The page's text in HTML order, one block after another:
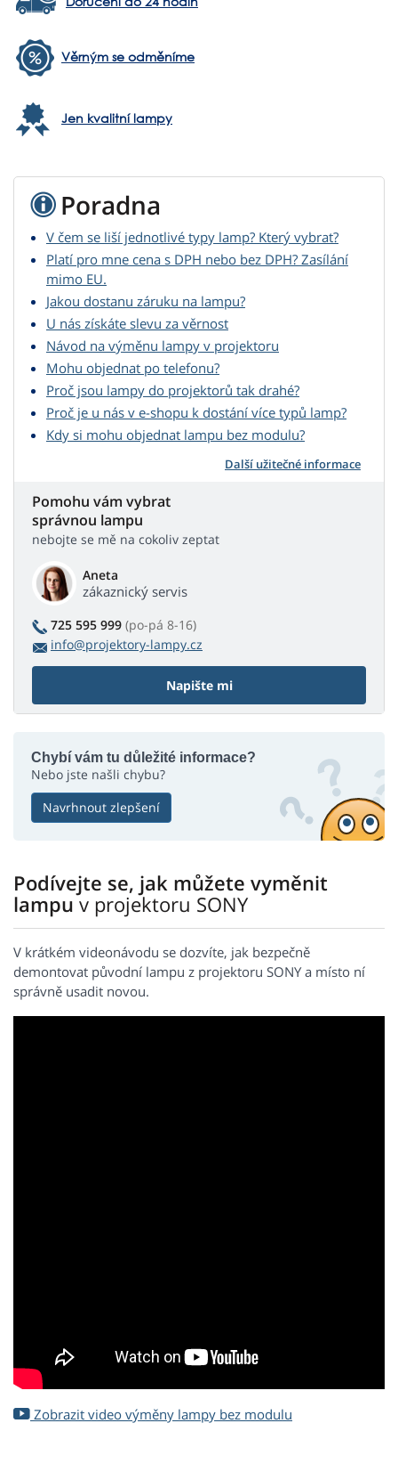
Věrným se odměníme
Jen kvalitní lampy
Poradna
V čem se liší jednotlivé typy lamp? Který vybrat?
Platí pro mne cena s DPH nebo bez DPH? Zasílání
mimo EU.
Jakou dostanu záruku na lampu?
U nás získáte slevu za věrnost
Návod na výměnu lampy v projektoru
Mohu objednat po telefonu?
Proč jsou lampy do projektorů tak drahé?
Proč je u nás v e-shopu k dostání více typů lamp?
Kdy si mohu objednat lampu bez modulu?
Další užitečné informace
Pomohu vám vybrat
správnou lampu
nebojte se mě na cokoliv zeptat
Aneta
zákaznický servis
725 595 999 (po-pá 8-16)
info@projektory-lampy.cz
Napište mi
Chybí vám tu důležité informace?
Nebo jste našli chybu?
Navrhnout zlepšení
Podívejte se, jak můžete vyměnit
lampuv projektoru SONY
V krátkém videonávodu se dozvíte, jak bezpečně
demontovat původní lampu z projektoru SONY a místo ní
správně usadit novou.
Zobrazit video výměny lampy bez modulu